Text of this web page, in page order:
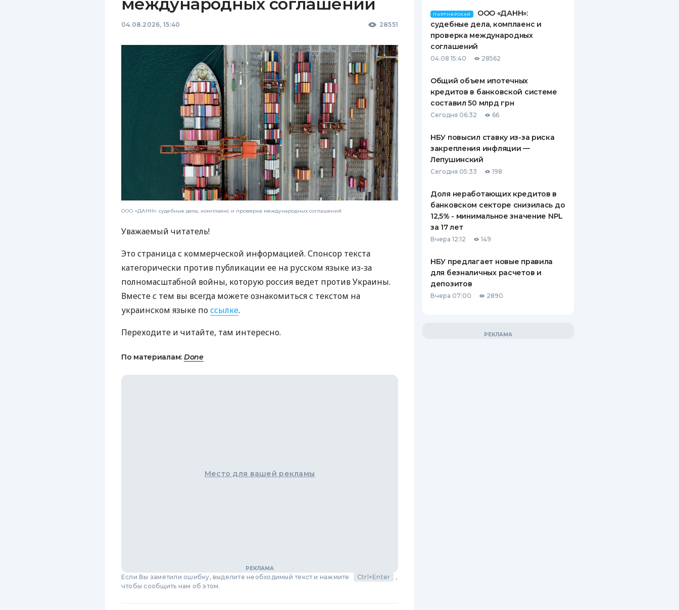
04.08.2026, 15:40 28551
ООО «ДАНН»: судебные дела, комплаенс и проверка международных соглашений
Уважаемый читатель!
Это страница с коммерческой информацией. Спонсор текста
категорически против публикации ее на русском языке из-за
полномасштабной войны, которую россия ведет против Украины.
Вместе с тем вы всегда можете ознакомиться с текстом на
украинском языке поссылке.
Переходите и читайте, там интересно.
По материалам: Done
Место для вашей рекламы
Если Вы заметили ошибку, выделите необходимый текст и нажмите Ctrl+Enter
,
чтобы сообщить нам об этом.
ПАРТНЕРСКАЯ
ООО «ДАНН»:
судебные дела, комплаенс и
проверка международных
соглашений
04.08 15:40 28562
Общий объем ипотечных
кредитов в банковской системе
составил 50 млрд грн
Сегодня 06:32 66
НБУ повысил ставку из-за риска
закрепления инфляции —
Лепушинский
Сегодня 05:33 198
Доля неработающих кредитов в
банковском секторе снизилась до
12,5% - минимальное значение NPL
за 17 лет
Вчера 12:12 149
НБУ предлагает новые правила
для безналичных расчетов и
депозитов
Вчера 07:00 2890